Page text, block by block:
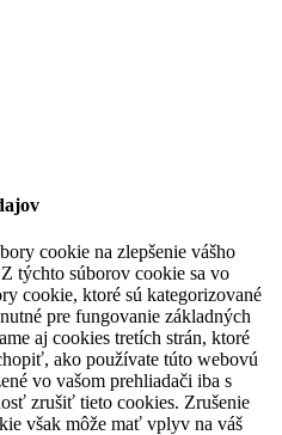
cookie na zlepšenie vášho
Z týchto súborov cookie sa vo
cookie, ktoré sú kategorizované
pre fungovanie základných
aj cookies tretích strán, ktoré
ako používate túto webovú
vo vašom prehliadači iba s
zrušiť tieto cookies. Zrušenie
však môže mať vplyv na váš